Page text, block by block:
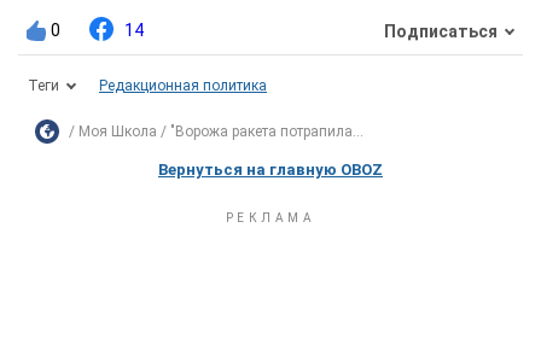
0 14 Подписаться
Теги Редакционная политика
Моя Школа "Ворожа ракета потрапила...
Вернуться на главную OBOZ